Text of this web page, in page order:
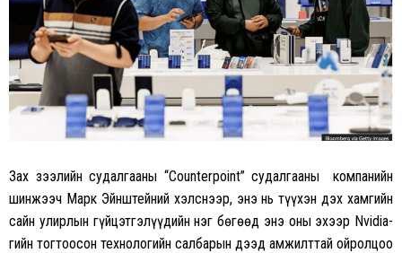
Зах зээлийн судалгааны “Counterpoint” судалгааны компанийн
шинжээч Марк Эйнштейний хэлснээр, энэ нь түүхэн дэх хамгийн
сайн улирлын гүйцэтгэлүүдийн нэг бөгөөд энэ оны эхээр Nvidia-
гийн тогтоосон технологийн салбарын дээд амжилттай ойролцоо